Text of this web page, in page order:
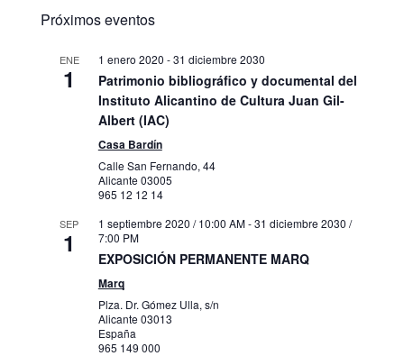
Próximos eventos
ENE
1
1 enero 2020 -31 diciembre 2030
Patrimonio bibliográfico y documental del
Instituto Alicantino de Cultura Juan Gil-
Albert (IAC)
Casa Bardín
Calle San Fernando, 44
Alicante 03005
965 12 12 14
SEP
1
1 septiembre 2020 / 10:00 AM-31 diciembre 2030 /
7:00 PM
EXPOSICIÓN PERMANENTE MARQ
Marq
Plza. Dr. Gómez Ulla, s/n
Alicante 03013
España
965 149 000